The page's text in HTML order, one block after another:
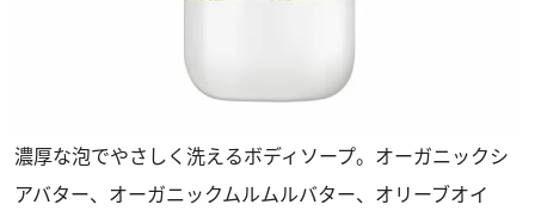
濃厚な泡でやさしく洗えるボディソープ。オーガニックシ
アバター、オーガニックムルムルバター、オリーブオイ